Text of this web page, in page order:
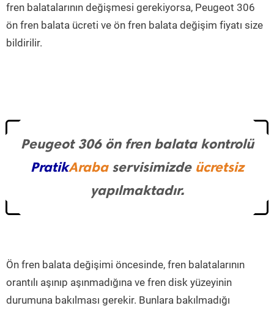
fren balatalarının değişmesi gerekiyorsa, Peugeot 306
ön fren balata ücreti ve ön fren balata değişim fiyatı size
bildirilir.
Peugeot 306 ön fren balata kontrolü
PratikArabaservisimizde ücretsiz
yapılmaktadır.
Ön fren balata değişimi öncesinde, fren balatalarının
orantılı aşınıp aşınmadığına ve fren disk yüzeyinin
durumuna bakılması gerekir. Bunlara bakılmadığı